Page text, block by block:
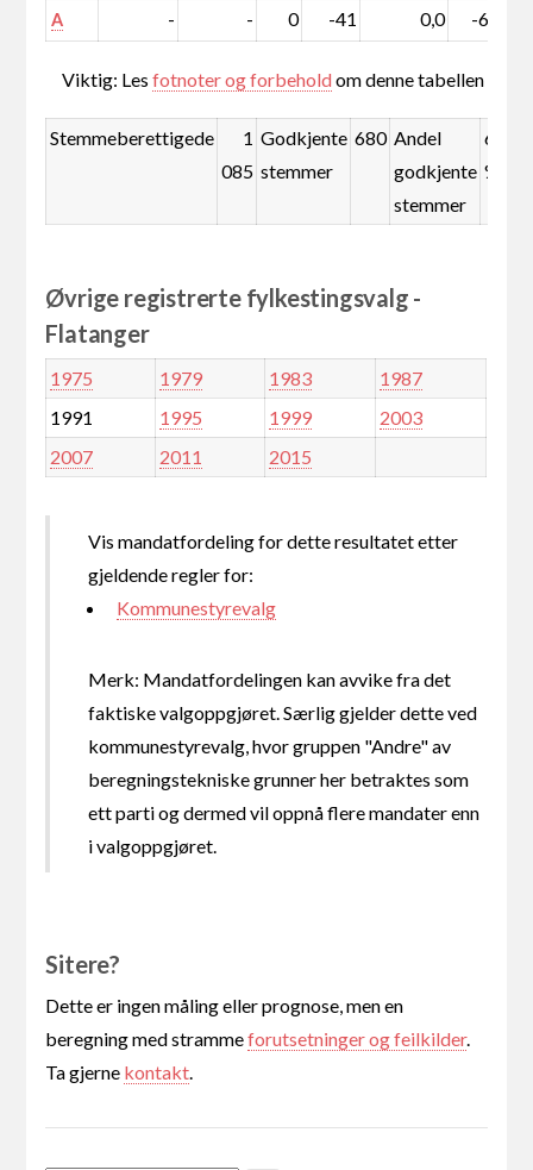
A - - 0 -41 0,0 -6,0
Viktig: Lesfotnoter og forbeholdom denne tabellen
Stemmeberettigede
1
085
Godkjente
stemmer
680 Andel
godkjente
stemmer
62,7
%
Øvrige registrerte fylkestingsvalg -
Flatanger
1975 1979 1983
1987
1991
1995 1999
2003
2007
2011 2015
Vis mandatfordeling for dette resultatet etter
gjeldende regler for:
Kommunestyrevalg
Merk: Mandatfordelingen kan avvike fra det
faktiske valgoppgjøret. Særlig gjelder dette ved
kommunestyrevalg, hvor gruppen "Andre" av
beregningstekniske grunner her betraktes som
ett parti og dermed vil oppnå flere mandater enn
i valgoppgjøret.
Sitere?
Dette er ingen måling eller prognose, men en
beregning med strammeforutsetninger og feilkilder.
Ta gjerne kontakt.